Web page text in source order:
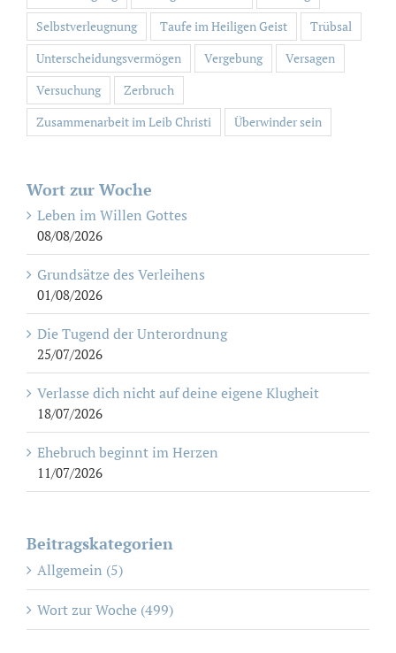
Selbstverleugnung
Taufe im Heiligen Geist
Trübsal
Unterscheidungsvermögen
Vergebung
Versagen
Versuchung
Zerbruch
Zusammenarbeit im Leib Christi
Überwinder sein
Wort zur Woche
Leben im Willen Gottes
08/08/2026
Grundsätze des Verleihens
01/08/2026
Die Tugend der Unterordnung
25/07/2026
Verlasse dich nicht auf deine eigene Klugheit
18/07/2026
Ehebruch beginnt im Herzen
11/07/2026
Beitragskategorien
Allgemein (5)
Wort zur Woche (499)